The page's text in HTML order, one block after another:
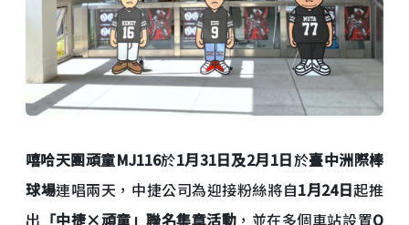
嘻哈天團頑童MJ116於1月31日及2月1日於臺中洲際棒
球場連唱兩天，中捷公司為迎接粉絲將自1月24日起推
出 「中捷×頑童」聯名集章活動 ，並在多個車站設置Q